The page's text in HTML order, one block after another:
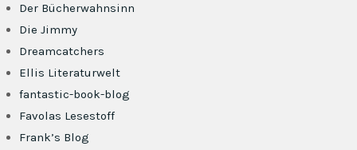
Der Bücherwahnsinn
Die Jimmy
Dreamcatchers
Ellis Literaturwelt
fantastic-book-blog
Favolas Lesestoff
Frank’s Blog